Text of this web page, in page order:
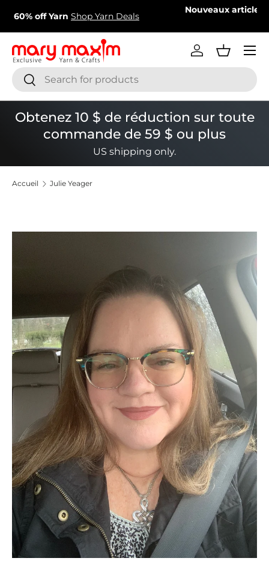
Aller au contenu
Découvrez nos articles les
plus récents
Recherche
Rechercher
Se connecter
Panier
Menu
Obtenez 10 $ de réduction sur toute
commande de 59 $ ou plus
US shipping only.
Accueil Julie Yeager